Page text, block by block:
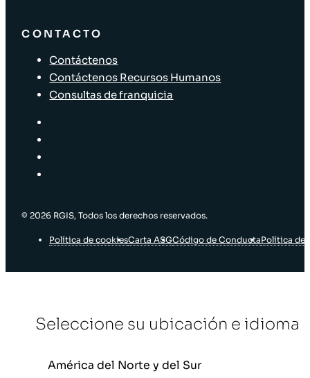
CONTACTO
Contáctenos
Contáctenos Recursos Humanos
Consultas de franquicia
© 2026 RGIS, Todos los derechos reservados.
Política de cookiesCarta ASGCódigo de ConductaPolítica de
Seleccione su ubicación e idioma
América del Norte y del Sur